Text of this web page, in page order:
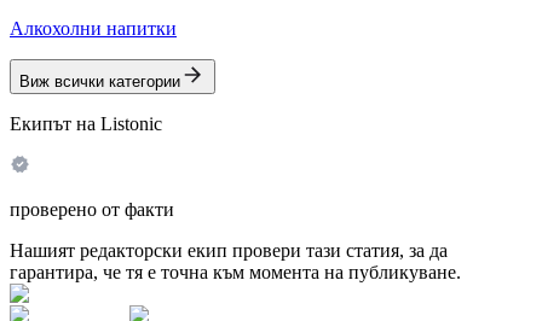
Алкохолни напитки
Виж всички категории
Екипът на Listonic
проверено от факти
Нашият редакторски екип провери тази статия, за да
гарантира, че тя е точна към момента на публикуване.